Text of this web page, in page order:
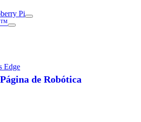
Pi
Edge
Página de Robótica